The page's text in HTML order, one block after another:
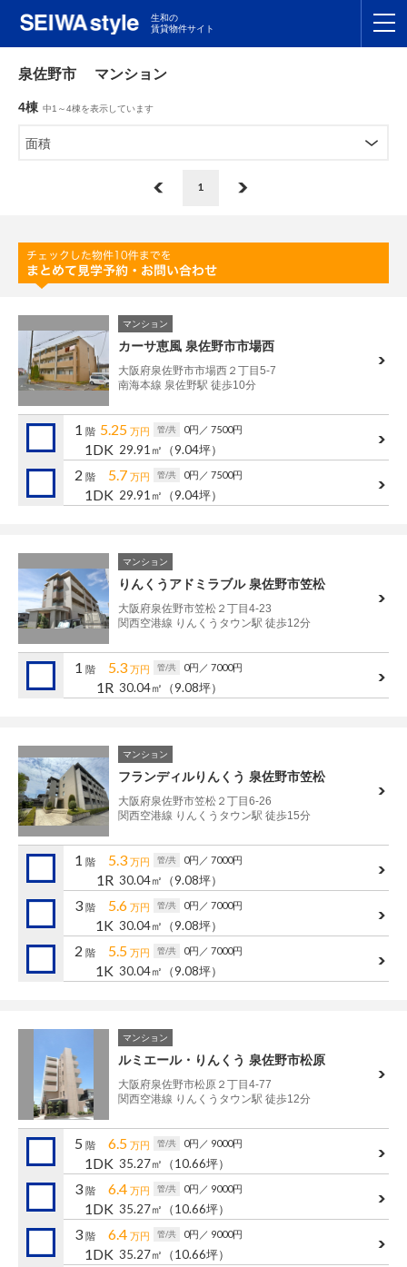
生和の
賃貸物件サイト
TOP
関東TOP
九州TOP
支店一覧
SEIWAの管理
お友達紹介特典
管理建物一覧
企業情報 採用情報
プライバシー
泉佐野市 マンション
4棟 中1～4棟を表示しています
面積
1
マンション
カーサ恵風 泉佐野市市場西
大阪府泉佐野市市場西２丁目5-7
南海本線 泉佐野駅 徒歩10分
1 階 5.25 万円 管/共 0円 ／ 7500円
1DK 29.91㎡ （9.04坪）
2 階 5.7 万円 管/共 0円 ／ 7500円
1DK 29.91㎡ （9.04坪）
マンション
りんくうアドミラブル 泉佐野市笠松
大阪府泉佐野市笠松２丁目4-23
関西空港線 りんくうタウン駅 徒歩12分
1 階 5.3 万円 管/共 0円 ／ 7000円
1R 30.04㎡ （9.08坪）
マンション
フランディルりんくう 泉佐野市笠松
大阪府泉佐野市笠松２丁目6-26
関西空港線 りんくうタウン駅 徒歩15分
1 階 5.3 万円 管/共 0円 ／ 7000円
1R 30.04㎡ （9.08坪）
3 階 5.6 万円 管/共 0円 ／ 7000円
1K 30.04㎡ （9.08坪）
2 階 5.5 万円 管/共 0円 ／ 7000円
1K 30.04㎡ （9.08坪）
マンション
ルミエール・りんくう 泉佐野市松原
大阪府泉佐野市松原２丁目4-77
関西空港線 りんくうタウン駅 徒歩12分
5 階 6.5 万円 管/共 0円 ／ 9000円
1DK 35.27㎡ （10.66坪）
3 階 6.4 万円 管/共 0円 ／ 9000円
1DK 35.27㎡ （10.66坪）
3 階 6.4 万円 管/共 0円 ／ 9000円
1DK 35.27㎡ （10.66坪）